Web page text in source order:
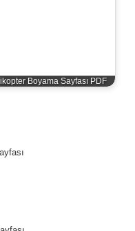
Boyama Sayfası PDF